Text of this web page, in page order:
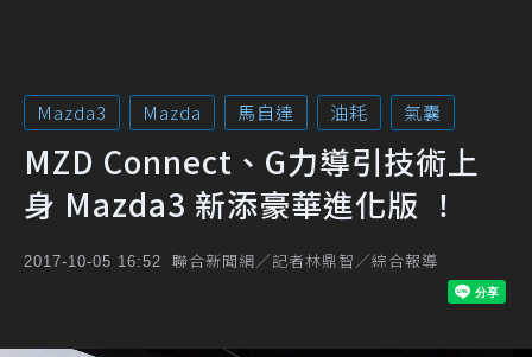
Mazda3 Mazda 馬自達 油耗 氣囊
MZD Connect、G力導引技術上
身 Mazda3 新添豪華進化版 ！
2017-10-05 16:52 聯合新聞網／記者林鼎智／綜合報導